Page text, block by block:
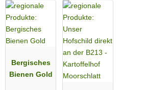
Bergisches
Bienen Gold